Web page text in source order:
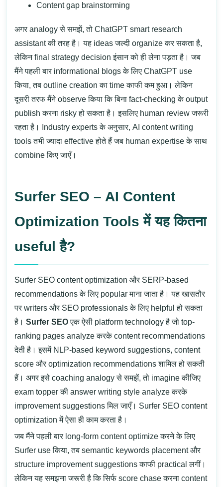
Content gap brainstorming
अगर analogy से समझें, तो ChatGPT smart research
assistant की तरह है। यह ideas जल्दी organize कर सकता है,
लेकिन final strategy decision इंसान को ही लेना पड़ता है।जब
मैंने पहली बार informational blogs के लिए ChatGPT use
किया, तब outline creation का time काफी कम हुआ। लेकिन
दूसरी तरफ मैंने observe किया कि बिना fact-checking के output
publish करना risky हो सकता है। इसलिए human review जरूरी
रहता है।
Industry experts के अनुसार, AI content writing
tools तभी ज्यादा effective होते हैं जब human expertise के साथ
combine किए जाएँ।
Surfer SEO – AI Content
Optimization Tools में यह कितना
useful है?
Surfer SEO content optimization और SERP-based
recommendations के लिए popular माना जाता है। यह खासतौर
पर writers और SEO professionals के लिए helpful हो सकता
है। Surfer SEOएक ऐसी platform technology है जो top-
ranking pages analyze करके content recommendations
देती है। इसमें NLP-based keyword suggestions, content
score और optimization recommendations शामिल हो सकती
हैं। अगर इसे coaching analogy से समझें, तो imagine कीजिए
exam topper की answer writing style analyze करके
improvement suggestions मिल जाएँ। Surfer SEO content
optimization में ऐसा ही काम करता है।
जब मैंने पहली बार long-form content optimize करने के लिए
Surfer use किया, तब semantic keywords placement और
structure improvement suggestions काफी practical लगीं।
लेकिन यह समझना जरूरी है कि सिर्फ score chase करना content